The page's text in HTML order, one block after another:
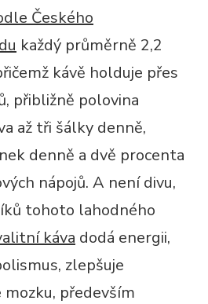
Českého
každý průměrně 2,2
kávě holduje přes
přibližně polovina
až tři šálky denně,
denně a dvě procenta
nápojů. A není divu,
tohoto lahodného
káva dodá energii,
zlepšuje
především